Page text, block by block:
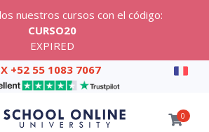
nuestros cursos con el código:
CURSO20
EXPIRED
+52 55 1083 7067
0